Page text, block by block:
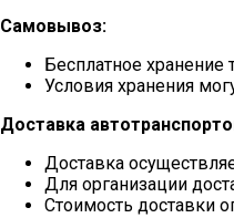
Самовывоз:
Бесплатное хранение
Условия хранения
Доставка
Доставка
Для организации
Стоимость доставки